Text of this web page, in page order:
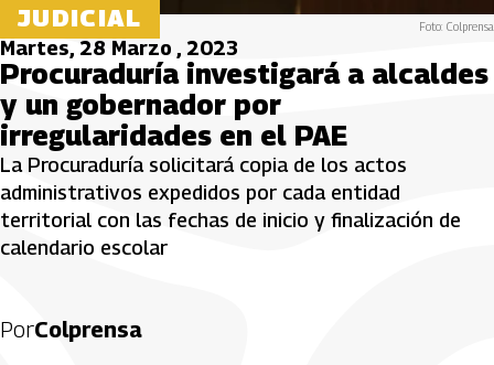
JUDICIAL Foto: Colprensa
Martes, 28 Marzo , 2023
Procuraduría investigará a alcaldes
y un gobernador por
irregularidades en el PAE
La Procuraduría solicitará copia de los actos
administrativos expedidos por cada entidad
territorial con las fechas de inicio y finalización de
calendario escolar
PorColprensa